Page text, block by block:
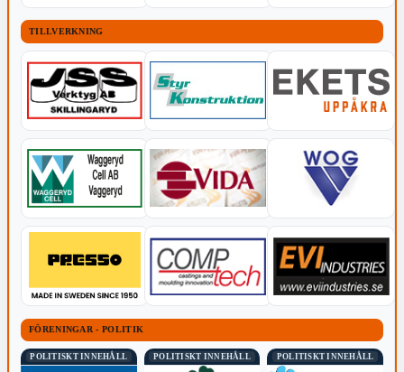
TILLVERKNING
FÖRENINGAR - POLITIK
POLITISKT INNEHÅLL POLITISKT INNEHÅLL POLITISKT INNEHÅLL